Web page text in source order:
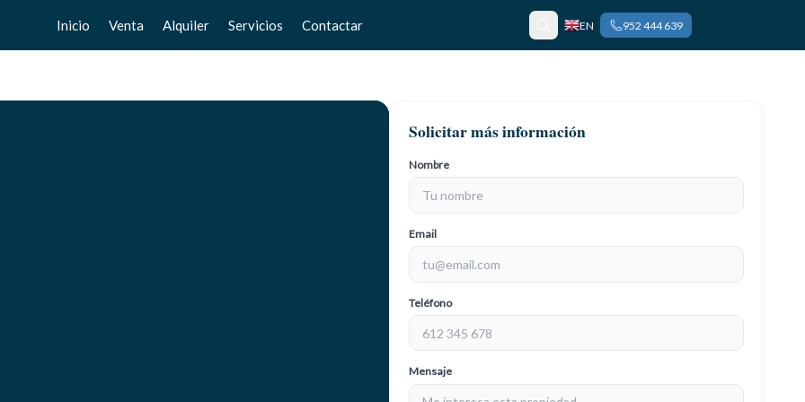
Inicio Venta
Chalets
Alquiler
Chalets
Servicios
Valoración gratuita
Contactar EN 952 444 639
Solicitar más información
Nombre
Email
Teléfono
Mensaje